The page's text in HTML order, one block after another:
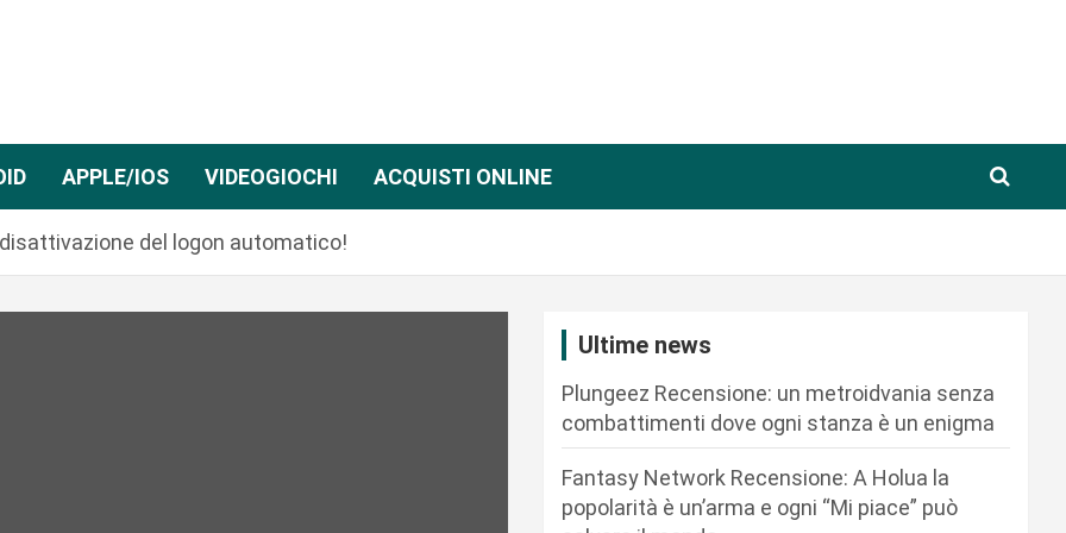
APPLE/IOS VIDEOGIOCHI ACQUISTI ONLINE
del logon automatico!
Ultime news
Plungeez Recensione: un metroidvania senza
combattimenti dove ogni stanza è un enigma
Fantasy Network Recensione: A Holua la
popolarità è un’arma e ogni “Mi piace” può